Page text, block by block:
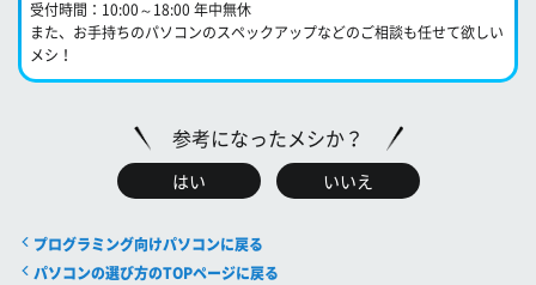
受付時間：10:00～18:00 年中無休
また、お手持ちのパソコンのスペックアップなどのご相談も任せて欲しい
メシ！
参考になったメシか？
はい いいえ
プログラミング向けパソコンに戻る
パソコンの選び方のTOPページに戻る